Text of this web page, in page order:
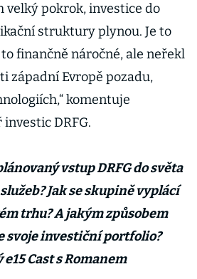
velký pokrok, investice do
struktury plynou. Je to
finančně náročné, ale neřekl
západní Evropě pozadu,
komentuje
DRFG.
vstup DRFG do světa
Jak se skupině vyplácí
trhu? A jakým způsobem
svoje investiční portfolio?
Cast s Romanem